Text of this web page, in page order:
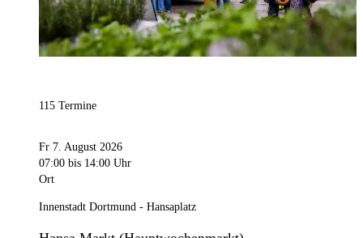
115 Termine
Fr 7. August 2026
07:00 bis 14:00 Uhr
Ort
Innenstadt Dortmund - Hansaplatz